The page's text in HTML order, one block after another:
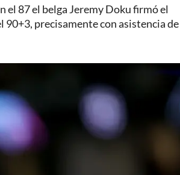
el 87 el belga Jeremy Doku firmó el
90+3, precisamente con asistencia de